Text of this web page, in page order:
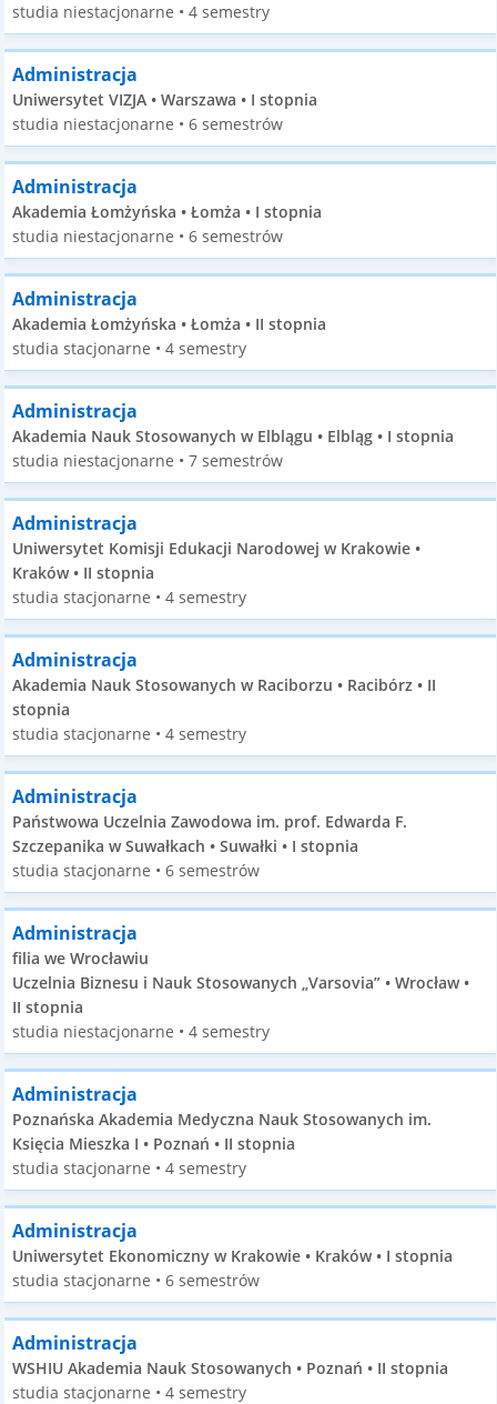
studia niestacjonarne • 4 semestry
Administracja
Uniwersytet VIZJA • Warszawa • I stopnia
studia niestacjonarne • 6 semestrów
Administracja
Akademia Łomżyńska • Łomża • I stopnia
studia niestacjonarne • 6 semestrów
Administracja
Akademia Łomżyńska • Łomża • II stopnia
studia stacjonarne • 4 semestry
Administracja
Akademia Nauk Stosowanych w Elblągu • Elbląg • I stopnia
studia niestacjonarne • 7 semestrów
Administracja
Uniwersytet Komisji Edukacji Narodowej w Krakowie •
Kraków • II stopnia
studia stacjonarne • 4 semestry
Administracja
Akademia Nauk Stosowanych w Raciborzu • Racibórz • II
stopnia
studia stacjonarne • 4 semestry
Administracja
Państwowa Uczelnia Zawodowa im. prof. Edwarda F.
Szczepanika w Suwałkach • Suwałki • I stopnia
studia stacjonarne • 6 semestrów
Administracja
filia we Wrocławiu
Uczelnia Biznesu i Nauk Stosowanych „Varsovia” • Wrocław •
II stopnia
studia niestacjonarne • 4 semestry
Administracja
Poznańska Akademia Medyczna Nauk Stosowanych im.
Księcia Mieszka I • Poznań • II stopnia
studia stacjonarne • 4 semestry
Administracja
Uniwersytet Ekonomiczny w Krakowie • Kraków • I stopnia
studia stacjonarne • 6 semestrów
Administracja
WSHIU Akademia Nauk Stosowanych • Poznań • II stopnia
studia stacjonarne • 4 semestry